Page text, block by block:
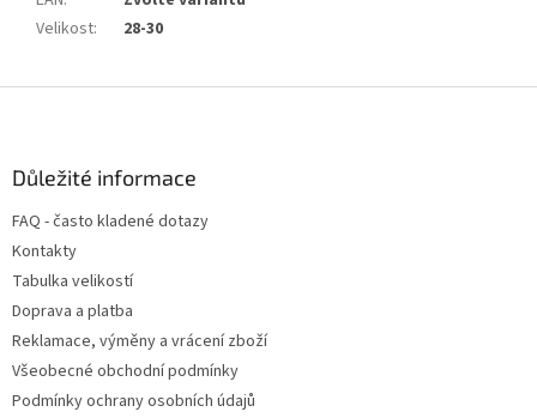
Velikost: 28-30
Důležité informace
FAQ - často kladené dotazy
Kontakty
Tabulka velikostí
Doprava a platba
Reklamace, výměny a vrácení zboží
Všeobecné obchodní podmínky
Podmínky ochrany osobních údajů